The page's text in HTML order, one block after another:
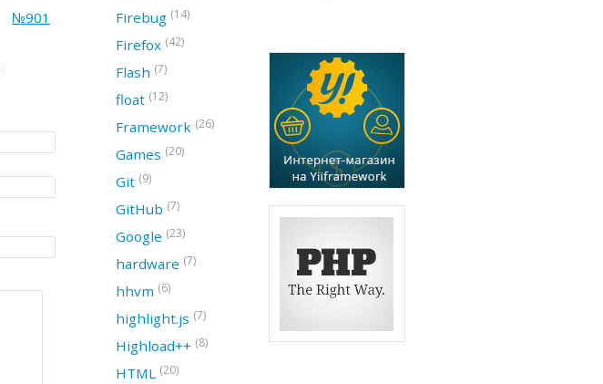
№901 Firebug (14)
Firefox (42)
Flash (7)
float (12)
Framework (26)
Games (20)
Git (9)
GitHub (7)
Google (23)
hardware (7)
hhvm (6)
highlight.js (7)
Highload++ (8)
HTML (20)